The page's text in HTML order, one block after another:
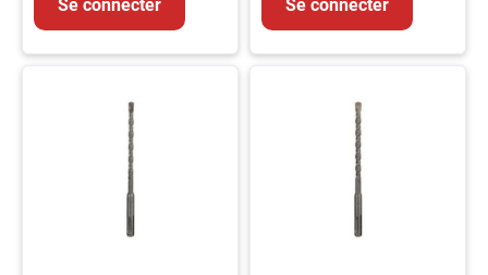
Filtration
produits
Catalogues
Saisonnier
Promotions